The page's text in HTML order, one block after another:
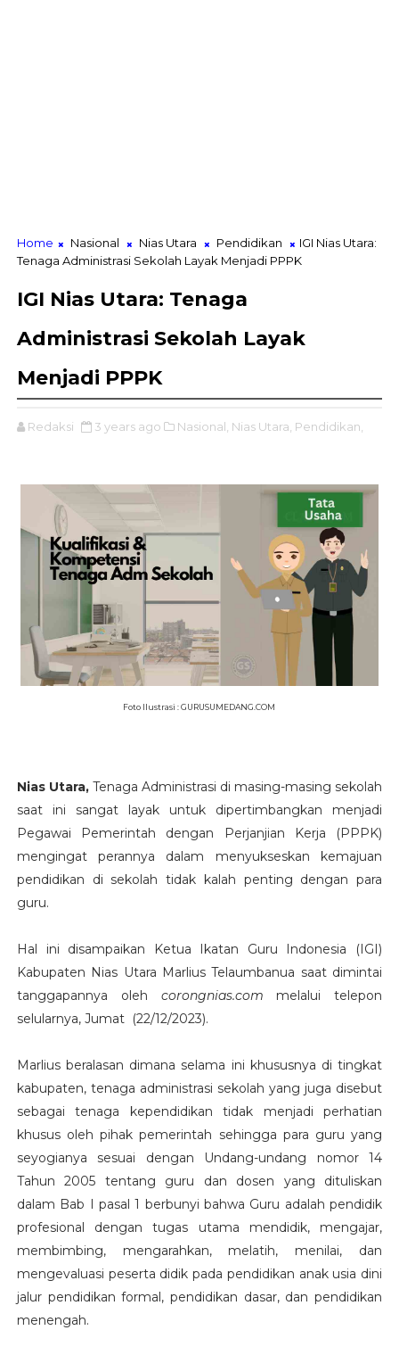
Home Nasional Nias Utara Pendidikan
IGI Nias Utara:
Tenaga Administrasi Sekolah Layak Menjadi PPPK
IGI Nias Utara: Tenaga
Administrasi Sekolah Layak
Menjadi PPPK
Redaksi 3 years ago Nasional, Nias Utara, Pendidikan,
Foto Ilustrasi : GURUSUMEDANG.COM
Nias Utara, Tenaga Administrasi di masing-masing sekolah
saat ini sangat layak untuk dipertimbangkan menjadi
Pegawai Pemerintah dengan Perjanjian Kerja (PPPK)
mengingat perannya dalam menyukseskan kemajuan
pendidikan di sekolah tidak kalah penting dengan para
guru.
Hal ini disampaikan Ketua Ikatan Guru Indonesia (IGI)
Kabupaten Nias Utara Marlius Telaumbanua saat dimintai
tanggapannya oleh corongnias.com melalui telepon
selularnya, Jumat (22/12/2023).
Marlius beralasan dimana selama ini khususnya di tingkat
kabupaten, tenaga administrasi sekolah yang juga disebut
sebagai tenaga kependidikan tidak menjadi perhatian
khusus oleh pihak pemerintah sehingga para guru yang
seyogianya sesuai dengan Undang-undang nomor 14
Tahun 2005 tentang guru dan dosen yang dituliskan
dalam Bab I pasal 1 berbunyi bahwa Guru adalah pendidik
profesional dengan tugas utama mendidik, mengajar,
membimbing, mengarahkan, melatih, menilai, dan
mengevaluasi peserta didik pada pendidikan anak usia dini
jalur pendidikan formal, pendidikan dasar, dan pendidikan
menengah.